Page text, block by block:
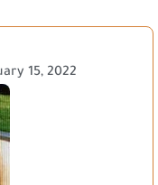
15, 2022